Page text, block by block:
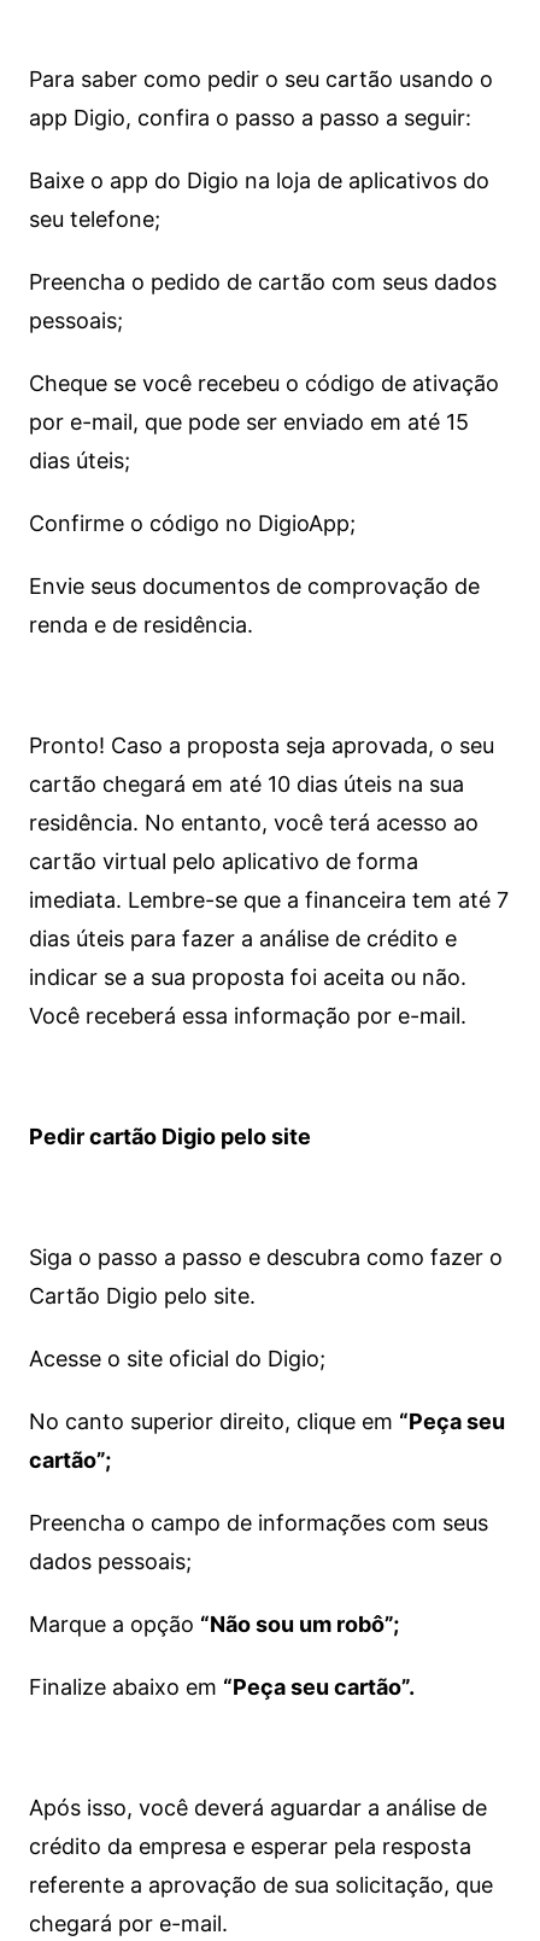
Para saber como pedir o seu cartão usando o
app Digio, confira o passo a passo a seguir:
Baixe o app do Digio na loja de aplicativos do
seu telefone;
Preencha o pedido de cartão com seus dados
pessoais;
Cheque se você recebeu o código de ativação
por e-mail, que pode ser enviado em até 15
dias úteis;
Confirme o código no DigioApp;
Envie seus documentos de comprovação de
renda e de residência.
Pronto! Caso a proposta seja aprovada, o seu
cartão chegará em até 10 dias úteis na sua
residência. No entanto, você terá acesso ao
cartão virtual pelo aplicativo de forma
imediata. Lembre-se que a financeira tem até 7
dias úteis para fazer a análise de crédito e
indicar se a sua proposta foi aceita ou não.
Você receberá essa informação por e-mail.
Pedir cartão Digio pelo site
Siga o passo a passo e descubra como fazer o
Cartão Digio pelo site.
Acesse o site oficial do Digio;
No canto superior direito, clique em “Peça seu
cartão”;
Preencha o campo de informações com seus
dados pessoais;
Marque a opção “Não sou um robô”;
Finalize abaixo em “Peça seu cartão”.
Após isso, você deverá aguardar a análise de
crédito da empresa e esperar pela resposta
referente a aprovação de sua solicitação, que
chegará por e-mail.